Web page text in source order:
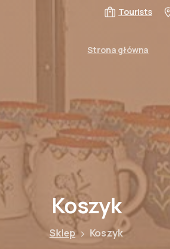
Tourists
Strona główna
Koszyk
Sklep Koszyk